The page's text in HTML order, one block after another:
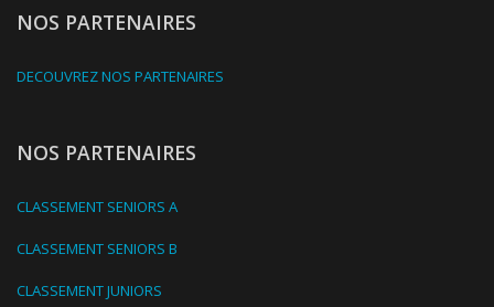
NOS PARTENAIRES
DECOUVREZ NOS PARTENAIRES
NOS PARTENAIRES
CLASSEMENT SENIORS A
CLASSEMENT SENIORS B
CLASSEMENT JUNIORS